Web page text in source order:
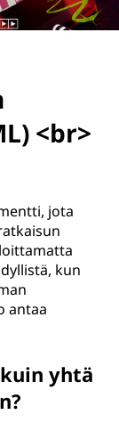
<br>
jota
kun
antaa
yhtä